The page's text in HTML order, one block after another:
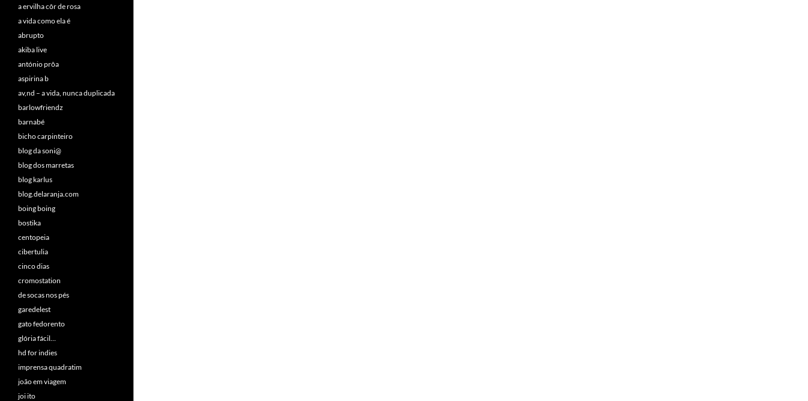
a ervilha côr de rosa
a vida como ela é
abrupto
akiba live
antónio prôa
aspirina b
av,nd – a vida, nunca duplicada
barlowfriendz
barnabé
bicho carpinteiro
blog da soni@
blog dos marretas
blog karlus
blog.delaranja.com
boing boing
bostika
centopeia
cibertulia
cinco dias
cromostation
de socas nos pés
garedelest
gato fedorento
glória fácil…
hd for indies
imprensa quadratim
joão em viagem
joi ito